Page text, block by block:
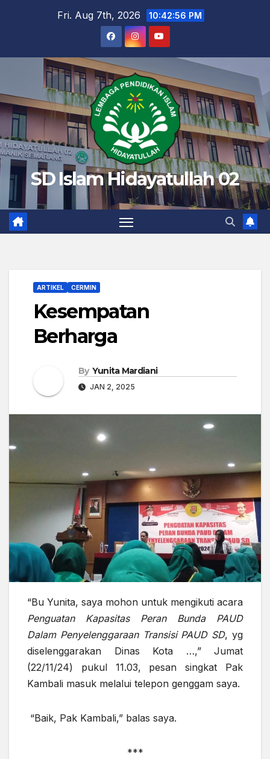
Fri. Aug 7th, 2026 10:42:57 PM
SD Islam Hidayatullah 02
ARTIKEL CERMIN
Kesempatan
Berharga
By Yunita Mardiani
JAN 2, 2025
“Bu Yunita, saya mohon untuk mengikuti acara
Penguatan Kapasitas Peran Bunda PAUD
Dalam Penyelenggaraan Transisi PAUD SD, yg
diselenggarakan Dinas Kota …,” Jumat
(22/11/24) pukul 11.03, pesan singkat Pak
Kambali masuk melalui telepon genggam saya.
“Baik, Pak Kambali,” balas saya.
***